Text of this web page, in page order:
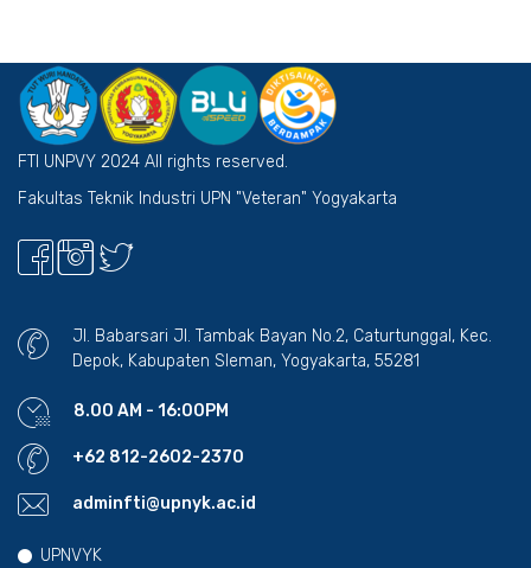
FTI UNPVY 2024 All rights reserved.
Fakultas Teknik Industri UPN "Veteran" Yogyakarta
Jl. Babarsari Jl. Tambak Bayan No.2, Caturtunggal, Kec.
Depok, Kabupaten Sleman, Yogyakarta, 55281
8.00 AM - 16:00PM
+62 812-2602-2370
adminfti@upnyk.ac.id
UPNVYK